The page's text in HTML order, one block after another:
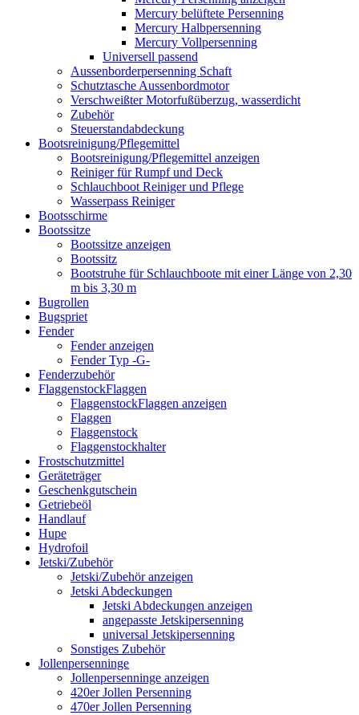
Mercury belüftete Persenning
Mercury Halbpersenning
Mercury Vollpersenning
Universell passend
Aussenborderpersenning Schaft
Schutztasche Aussenbordmotor
Verschweißter Motorfußüberzug, wasserdicht
Zubehör
Steuerstandabdeckung
Bootsreinigung/Pflegemittel
Bootsreinigung/Pflegemittel anzeigen
Reiniger für Rumpf und Deck
Schlauchboot Reiniger und Pflege
Wasserpass Reiniger
Bootsschirme
Bootssitze
Bootssitze anzeigen
Bootssitz
Bootstruhe für Schlauchboote mit einer Länge von 2,30
m bis 3,30 m
Bugrollen
Bugspriet
Fender
Fender anzeigen
Fender Typ -G-
Fenderzubehör
FlaggenstockFlaggen
FlaggenstockFlaggen anzeigen
Flaggen
Flaggenstock
Flaggenstockhalter
Frostschutzmittel
Geräteträger
Geschenkgutschein
Getriebeöl
Handlauf
Hupe
Hydrofoil
Jetski/Zubehör
Jetski/Zubehör anzeigen
Jetski Abdeckungen
Jetski Abdeckungen anzeigen
angepasste Jetskipersenning
universal Jetskipersenning
Sonstiges Zubehör
Jollenpersenninge
Jollenpersenninge anzeigen
420er Jollen Persenning
470er Jollen Persenning